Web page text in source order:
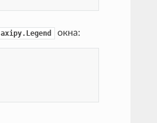
axipy.Legend окна: